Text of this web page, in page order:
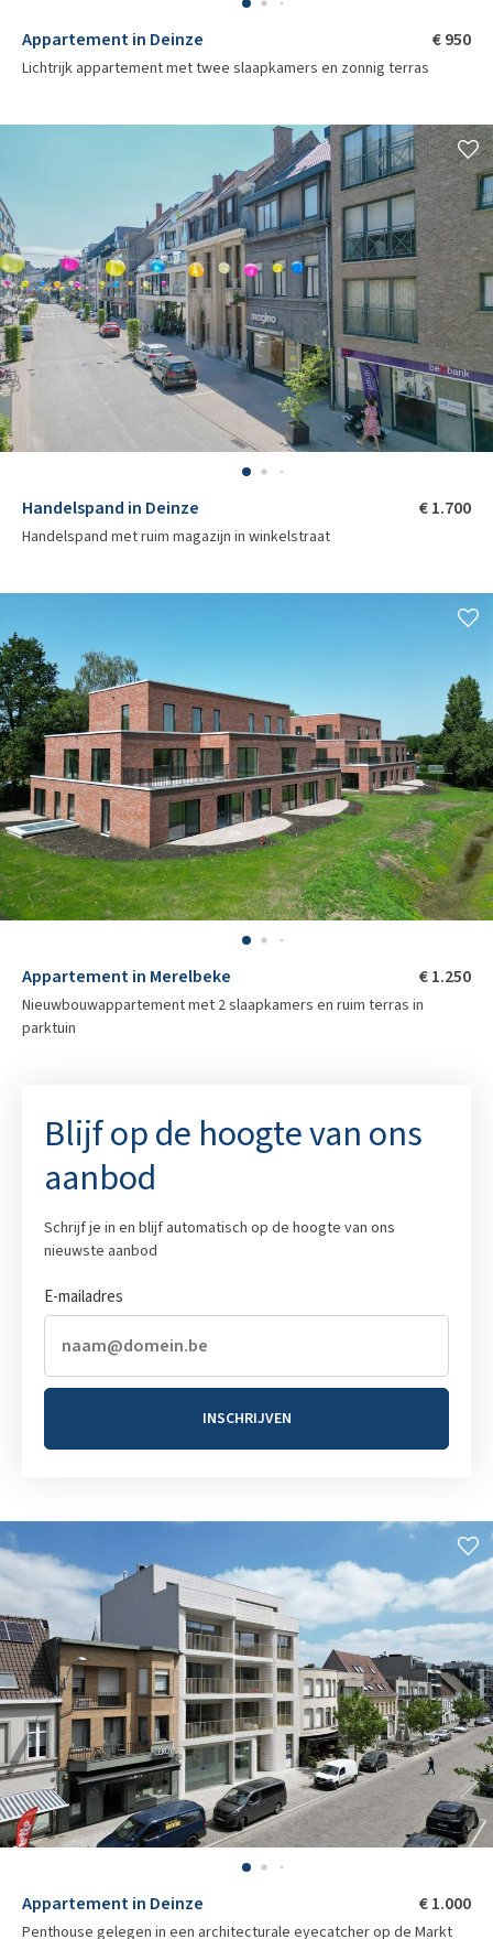
Appartement in Deinze € 950
Lichtrijk appartement met twee slaapkamers en zonnig terras
Handelspand in Deinze € 1.700
Handelspand met ruim magazijn in winkelstraat
Appartement in Merelbeke € 1.250
Nieuwbouwappartement met 2 slaapkamers en ruim terras in
parktuin
Appartement in Deinze € 1.000
Penthouse gelegen in een architecturale eyecatcher op de Markt
Blijf op de hoogte van ons
aanbod
Schrijf je in en blijf automatisch op de hoogte van ons
nieuwste aanbod
E-mailadres
INSCHRIJVEN